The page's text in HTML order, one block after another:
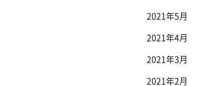
2021年5月
2021年4月
2021年3月
2021年2月